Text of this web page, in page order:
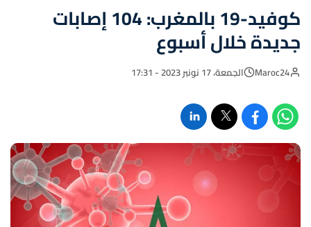
كوفيد-19 بالمغرب: 104 إصابات
جديدة خلال أسبوع
Maroc24 الجمعة، 17 نونبر 2023 - 17:31